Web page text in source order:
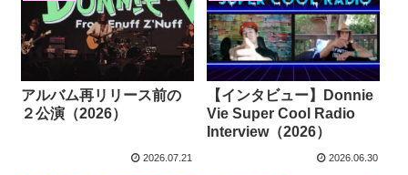
アルバム再リリース前の
２公演（2026）
2026.07.21
【インタビュー】Donnie
Vie Super Cool Radio
Interview（2026）
2026.06.30